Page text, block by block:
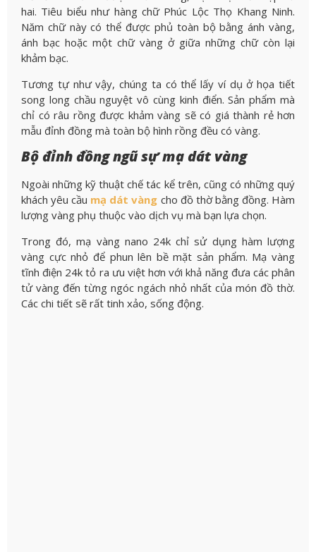
hai. Tiêu biểu như hàng chữ Phúc Lộc Thọ Khang Ninh.
Năm chữ này có thể được phủ toàn bộ bằng ánh vàng,
ánh bạc hoặc một chữ vàng ở giữa những chữ còn lại
khảm bạc.
Tương tự như vậy, chúng ta có thể lấy ví dụ ở họa tiết
song long chầu nguyệt vô cùng kinh điển. Sản phẩm mà
chỉ có râu rồng được khảm vàng sẽ có giá thành rẻ hơn
mẫu đỉnh đồng mà toàn bộ hình rồng đều có vàng.
Bộ đỉnh đồng ngũ sự mạ dát vàng
Ngoài những kỹ thuật chế tác kể trên, cũng có những quý
khách yêu cầu mạ dát vàng cho đồ thờ bằng đồng. Hàm
lượng vàng phụ thuộc vào dịch vụ mà bạn lựa chọn.
Trong đó, mạ vàng nano 24k chỉ sử dụng hàm lượng
vàng cực nhỏ để phun lên bề mặt sản phẩm. Mạ vàng
tĩnh điện 24k tỏ ra ưu việt hơn với khả năng đưa các phân
tử vàng đến từng ngóc ngách nhỏ nhất của món đồ thờ.
Các chi tiết sẽ rất tinh xảo, sống động.